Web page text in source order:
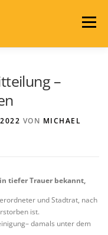
Menü
–
VON MICHAEL
tiefer Trauer bekannt,
und Stadtrat, nach
ist.
damals unter dem